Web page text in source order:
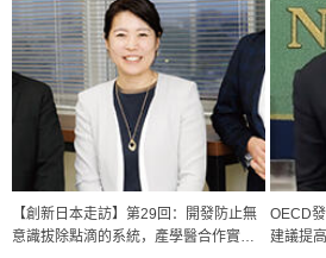
【創新日本走訪】第29回：開發防止無
意識拔除點滴的系統，產學醫合作實現
OECD
建議提
政策
日本科研費增設國際共同研究強化新類別，
展研究
科學研究
京都大學高效生成光的構成單元「光子」，